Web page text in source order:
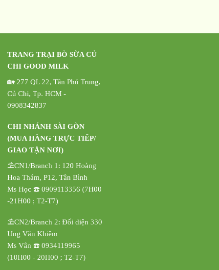
TRANG TRẠI BÒ SỮA CỦ
CHI GOOD MILK
🏡 277 QL 22, Tân Phú Trung,
Củ Chi, Tp. HCM -
0908342837
CHI NHÁNH SÀI GÒN
(MUA HÀNG TRỰC TIẾP/
GIAO TẬN NƠI)
⛱️CN1/Branch 1: 120 Hoàng
Hoa Thám, P12, Tân Bình
Ms Học ☎️ 0909113356 (7H00
-21H00 ; T2-T7)
⛱️CN2/Branch 2: Đối diện 330
Ung Văn Khiêm
Ms Vân ☎️ 0934119965
(10H00 - 20H00 ; T2-T7)